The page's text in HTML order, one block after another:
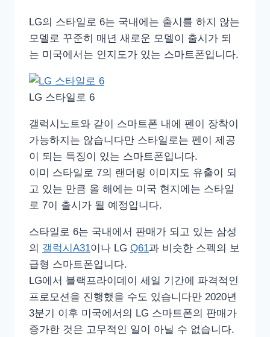
LG의 스타일로 6는 국내에는 출시를 하지 않는
모델로 꾸준히 매년 새로운 모델이 출시가 되
는 미국에서는 인지도가 있는 스마트폰입니다.
LG 스타일로 6
갤럭시노트와 같이 스마트폰 내에 펜이 장착이
가능하지는 않습니다만 스타일로는 펜이 제공
이 되는 특징이 있는 스마트폰입니다.
이미 스타일로 7의 랜더링 이미지도 유출이 되
고 있는 만큼 올 해에는 미국 현지에는 스타일
로 7이 출시가 될 예정입니다.
스타일로 6는 국내에서 판매가 되고 있는 삼성
의 갤럭시A31이나 LG Q61과 비슷한 스펙의 보
급형 스마트폰입니다.
LG에서 블랙프라이데이 세일 기간에 파격적인
프로모션을 진행했을 수도 있습니다만 2020년
3분기 이후 미국에서의 LG 스마트폰의 판매가
증가한 것은 고무적인 일이 아닐 수 없습니다.